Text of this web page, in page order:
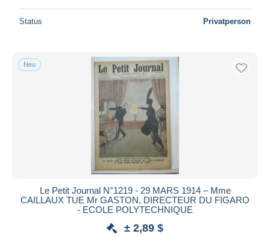
Status Privatperson
Neu
Le Petit Journal N°1219 - 29 MARS 1914 – Mme
CAILLAUX TUE Mr GASTON, DIRECTEUR DU FIGARO
- ECOLE POLYTECHNIQUE
± 2,89 $